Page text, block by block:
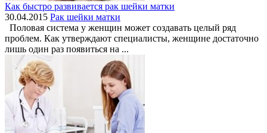
Как быстро развивается рак шейки матки
30.04.2015 Рак шейки матки
Половая система у женщин может создавать целый ряд
проблем. Как утверждают специалисты, женщине достаточно
лишь один раз появиться на ...